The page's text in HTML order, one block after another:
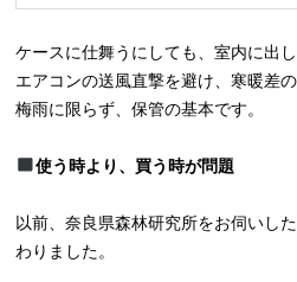
ケースに仕舞うにしても、室内に出
エアコンの送風直撃を避け、寒暖差
梅雨に限らず、保管の基本です。
使う時より、買う時が問題
以前、奈良県森林研究所をお伺いし
わりました。